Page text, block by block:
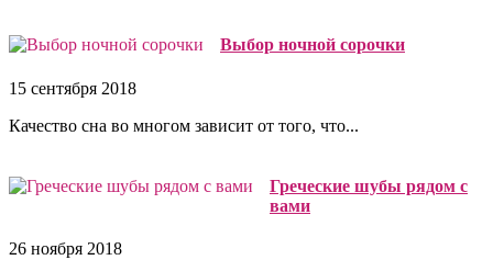
Выбор ночной сорочки
15 сентября 2018
Качество сна во многом зависит от того, что...
Греческие шубы рядом с
вами
26 ноября 2018